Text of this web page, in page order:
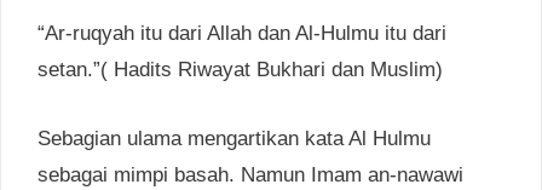
“Ar-ruqyah itu dari Allah dan Al-Hulmu itu dari
setan.”( Hadits Riwayat Bukhari dan Muslim)
Sebagian ulama mengartikan kata Al Hulmu
sebagai mimpi basah. Namun Imam an-nawawi